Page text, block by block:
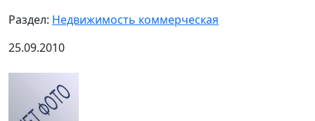
Раздел: Недвижимость коммерческая
25.09.2010